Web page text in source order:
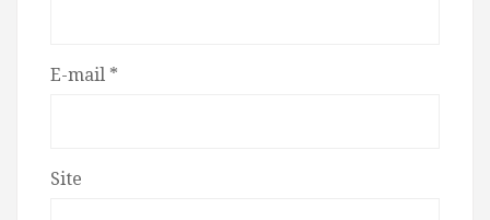
E-mail *
Site